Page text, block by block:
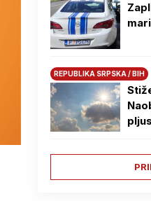
REPUBLIKA SRPSKA / BIH